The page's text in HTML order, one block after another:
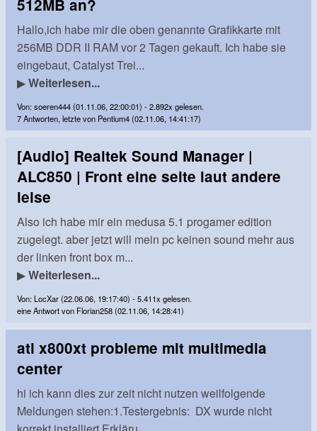
512MB an?
Hallo,ich habe mir die oben genannte Grafikkarte mit
256MB DDR II RAM vor 2 Tagen gekauft. Ich habe sie
eingebaut, Catalyst Trei...
▶Weiterlesen...
Von: soeren444 (01.11.06, 22:00:01) - 2.892x gelesen.
7 Antworten, letzte von Pentium4 (02.11.06, 14:41:17)
[Audio] Realtek Sound Manager |
ALC850 | Front eine seite laut andere
leise
Also ich habe mir ein medusa 5.1 progamer edition
zugelegt. aber jetzt will mein pc keinen sound mehr aus
der linken front box m...
▶Weiterlesen...
Von: LocXar (22.06.06, 19:17:40) - 5.411x gelesen.
eine Antwort von Florian258 (02.11.06, 14:28:41)
ati x800xt probleme mit multimedia
center
hi ich kann dies zur zeit nicht nutzen weilfolgende
Meldungen stehen:1.Testergebnis: DX wurde nicht